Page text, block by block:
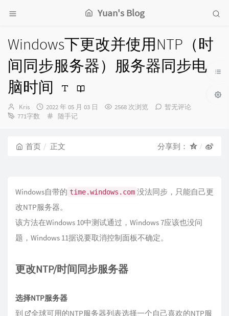
Yuan's Blog
Windows下更改并使用NTP（时
间同步服务器）服务器同步电
脑时间
博
主：
Kris
发
布
2022 年 05 月 03 日 2568 次浏览
暂无评论
771字数
分
随手记
首页 正文 分享到：
Windows自带的 time.windows.com 没法同步，只能自己更
改NTP服务器。
该方法在Windows 10中测试通过，Windows 7应该也没问
题，Windows 11据说要取消控制面板不确定。
更改NTP/时间同步服务器
选择NTP服务器
到
全球可用的NTP服务器列表选择一个自己喜欢的NTP服